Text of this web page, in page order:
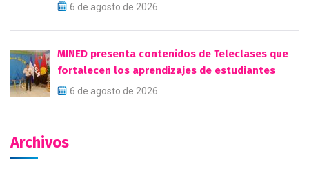
6 de agosto de 2026
MINED presenta contenidos de Teleclases que
fortalecen los aprendizajes de estudiantes
6 de agosto de 2026
Archivos